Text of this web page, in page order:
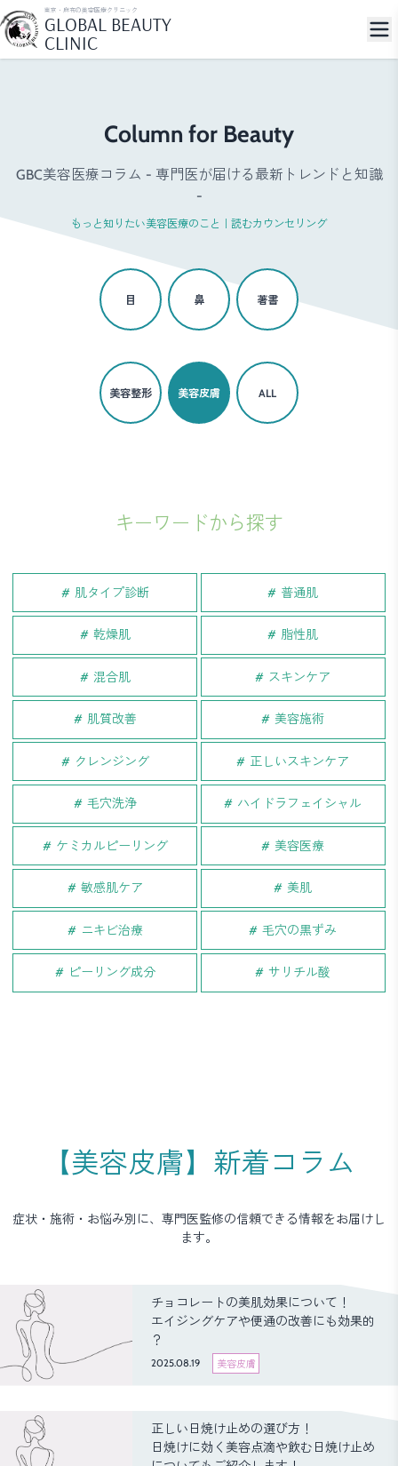
東京・麻布の美容医療クリニック
GLOBAL BEAUTY
CLINIC
Column for Beauty
GBC美容医療コラム - 専門医が届ける最新トレンドと知識
-
もっと知りたい美容医療のこと｜読むカウンセリング
目 鼻 著書
美容整形 美容皮膚 ALL
キーワードから探す
肌タイプ診断 普通肌
乾燥肌 脂性肌
混合肌 スキンケア
肌質改善 美容施術
クレンジング 正しいスキンケア
毛穴洗浄 ハイドラフェイシャル
ケミカルピーリング 美容医療
敏感肌ケア 美肌
ニキビ治療 毛穴の黒ずみ
ピーリング成分 サリチル酸
【美容皮膚】新着コラム
症状・施術・お悩み別に、専門医監修の信頼できる情報をお届けし
ます。
チョコレートの美肌効果について！
エイジングケアや便通の改善にも効果的
？
2025.08.19 美容皮膚
正しい日焼け止めの選び方！
日焼けに効く美容点滴や飲む日焼け止め